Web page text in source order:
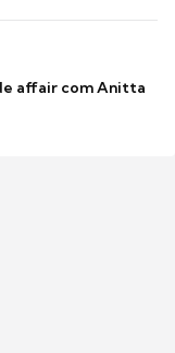
affair com Anitta